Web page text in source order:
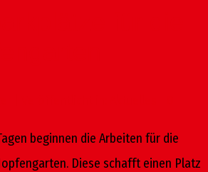
beginnen die Arbeiten für die
Diese schafft einen Platz